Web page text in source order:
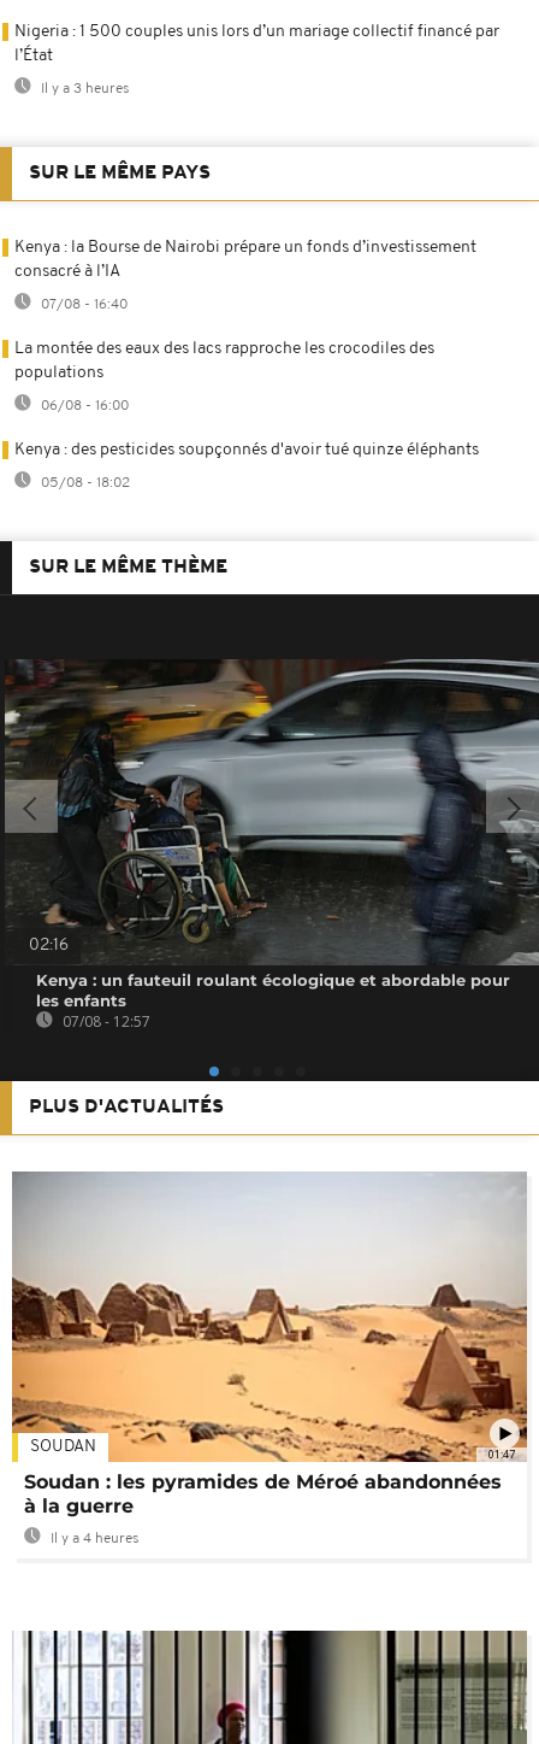
Nigeria : 1 500 couples unis lors d’un mariage collectif financé par
l’État
Il y a 3 heures
SUR LE MÊME PAYS
Kenya : la Bourse de Nairobi prépare un fonds d’investissement
consacré à l’IA
07/08 - 16:40
La montée des eaux des lacs rapproche les crocodiles des
populations
06/08 - 16:00
Kenya : des pesticides soupçonnés d'avoir tué quinze éléphants
05/08 - 18:02
SUR LE MÊME THÈME
02:16
Kenya : un fauteuil roulant écologique et abordable pour
les enfants
07/08 - 12:57
PLUS D'ACTUALITÉS
01:47
SOUDAN
Soudan : les pyramides de Méroé abandonnées
à la guerre
Il y a 4 heures